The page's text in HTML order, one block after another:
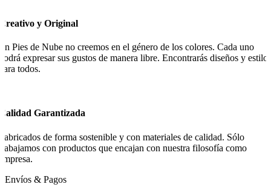
y Original
Pies de Nube no creemos en el género de los colores. Cada uno
expresar sus gustos de manera libre. Encontrarás diseños y estilos
todos.
Garantizada
de forma sostenible y con materiales de calidad. Sólo
con productos que encajan con nuestra filosofía como
Envíos & Pagos